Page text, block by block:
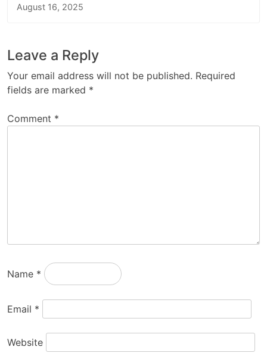
August 16, 2025
Leave a Reply
Your email address will not be published. Required
fields are marked *
Comment *
Name *
Email *
Website